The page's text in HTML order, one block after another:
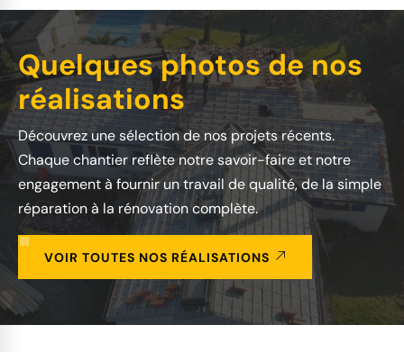
Quelques photos de nos
réalisations
Découvrez une sélection de nos projets récents.
Chaque chantier reflète notre savoir-faire et notre
engagement à fournir un travail de qualité, de la simple
réparation à la rénovation complète.
VOIR TOUTES NOS RÉALISATIONS